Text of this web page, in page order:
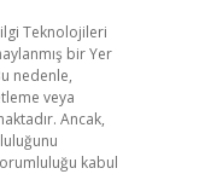
Teknolojileri
bir Yer
nedenle,
veya
Ancak,
kabul